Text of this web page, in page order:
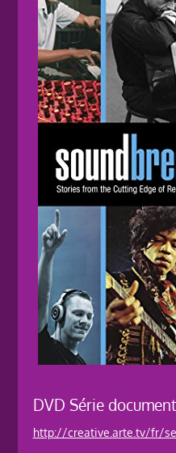
DVD Série
http://creative.arte.tv/fr/